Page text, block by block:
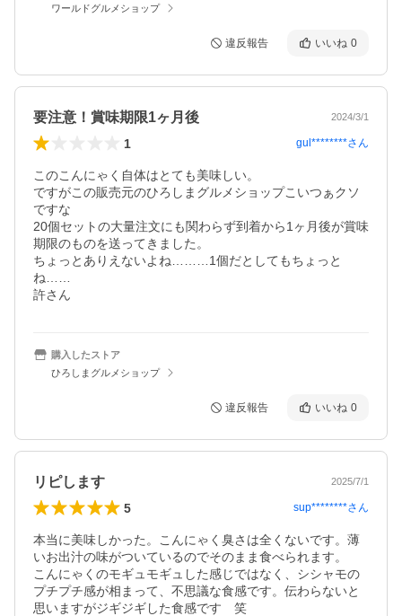
ワールドグルメショップ
違反報告 いいね 0
要注意！賞味期限1ヶ月後 2024/3/1
1 gul********さん
このこんにゃく自体はとても美味しい。
ですがこの販売元のひろしまグルメショップこいつぁクソ
ですな
20個セットの大量注文にも関わらず到着から1ヶ月後が賞味
期限のものを送ってきました。
ちょっとありえないよね………1個だとしてもちょっと
ね……
許さん
購入したストア
ひろしまグルメショップ
違反報告 いいね 0
リピします 2025/7/1
5 sup********さん
本当に美味しかった。こんにゃく臭さは全くないです。薄
いお出汁の味がついているのでそのまま食べられます。
こんにゃくのモギュモギュした感じではなく、シシャモの
プチプチ感が相まって、不思議な食感です。伝わらないと